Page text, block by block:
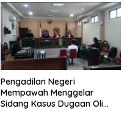
Pengadilan Negeri
Mempawah Menggelar
Sidang Kasus Dugaan Oli